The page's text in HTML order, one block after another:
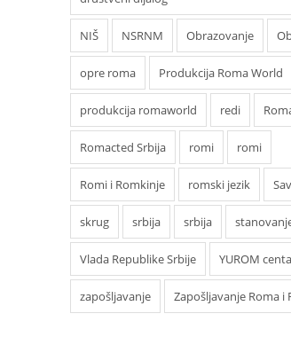
NIŠ NSRNM Obrazovanje
opre roma Produkcija Roma World
produkcija romaworld redi
Romacted Srbija romi romi
Romi i Romkinje romski jezik
skrug srbija srbija
Vlada Republike Srbije YUROM
zapošljavanje Zapošljavanje Roma i